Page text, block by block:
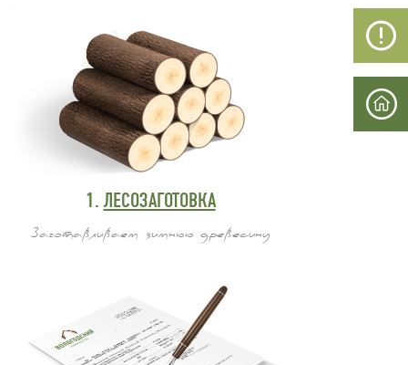
1. ЛЕСОЗАГОТОВКА
Заготавливаем зимнюю древесину